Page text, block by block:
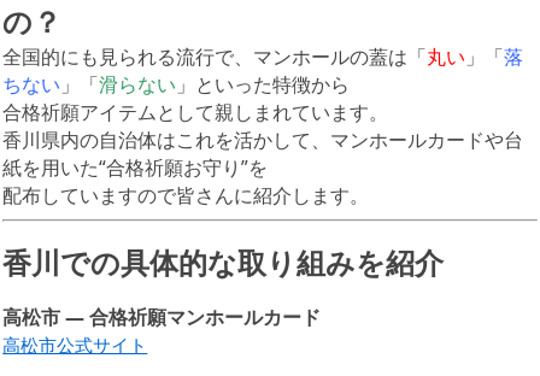
の？
全国的にも見られる流行で、マンホールの蓋は「丸い 」「落
ちない 」「滑らない 」といった特徴から
合格祈願アイテムとして親しまれています。
香川県内の自治体はこれを活かして、マンホールカードや台
紙を用いた“合格祈願お守り”を
配布していますので皆さんに紹介します。
香川での具体的な取り組みを紹介
高松市 — 合格祈願マンホールカード
高松市公式サイト